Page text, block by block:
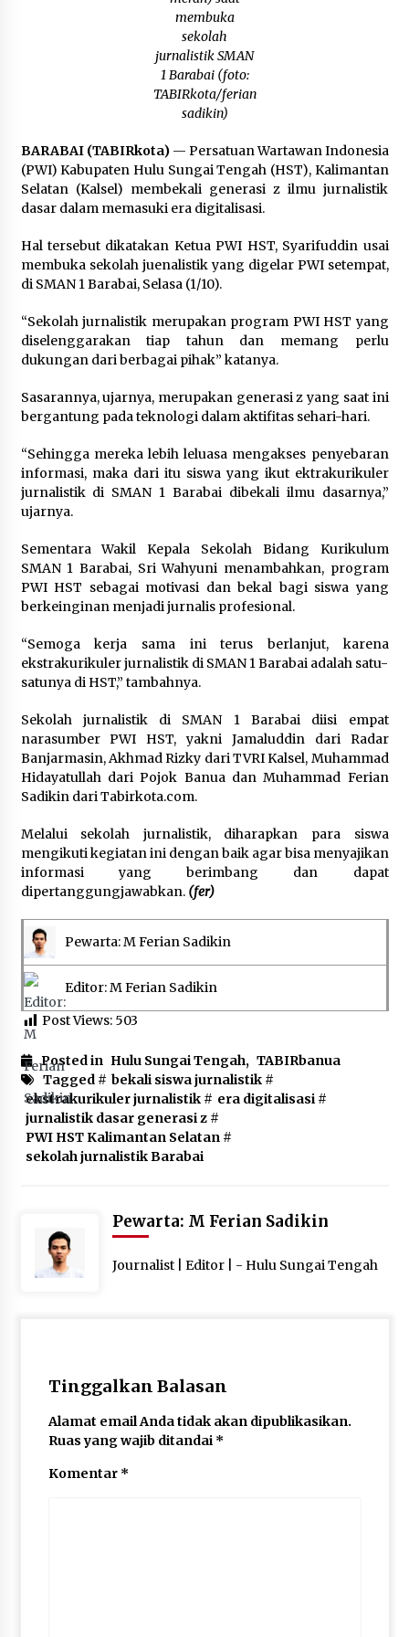
Kejaksaan, Ada Apa?
Agustus 4, 2026
Dana Transfer Pusat Berkurang, Pemkab
Balangan Pastikan Enam Prioritas
Pembangunan Tetap Berjalan
Agustus 4, 2026
membuka
sekolah
jurnalistik SMAN
1 Barabai (foto:
TABIRkota/ferian
sadikin)
BARABAI (TABIRkota)— Persatuan Wartawan Indonesia
(PWI) Kabupaten Hulu Sungai Tengah (HST), Kalimantan
Selatan (Kalsel) membekali generasi z ilmu jurnalistik
dasar dalam memasuki era digitalisasi.
Hal tersebut dikatakan Ketua PWI HST, Syarifuddin usai
membuka sekolah juenalistik yang digelar PWI setempat,
di SMAN 1 Barabai, Selasa (1/10).
“Sekolah jurnalistik merupakan program PWI HST yang
diselenggarakan tiap tahun dan memang perlu
dukungan dari berbagai pihak” katanya.
Sasarannya, ujarnya, merupakan generasi z yang saat ini
bergantung pada teknologi dalam aktifitas sehari-hari.
“Sehingga mereka lebih leluasa mengakses penyebaran
informasi, maka dari itu siswa yang ikut ektrakurikuler
jurnalistik di SMAN 1 Barabai dibekali ilmu dasarnya,”
ujarnya.
Sementara Wakil Kepala Sekolah Bidang Kurikulum
SMAN 1 Barabai, Sri Wahyuni menambahkan, program
PWI HST sebagai motivasi dan bekal bagi siswa yang
berkeinginan menjadi jurnalis profesional.
“Semoga kerja sama ini terus berlanjut, karena
ekstrakurikuler jurnalistik di SMAN 1 Barabai adalah satu-
satunya di HST,” tambahnya.
Sekolah jurnalistik di SMAN 1 Barabai diisi empat
narasumber PWI HST, yakni Jamaluddin dari Radar
Banjarmasin, Akhmad Rizky dari TVRI Kalsel, Muhammad
Hidayatullah dari Pojok Banua dan Muhammad Ferian
Sadikin dari Tabirkota.com.
Melalui sekolah jurnalistik, diharapkan para siswa
mengikuti kegiatan ini dengan baik agar bisa menyajikan
informasi yang berimbang dan dapat
dipertanggungjawabkan. (fer)
Pewarta: M Ferian Sadikin
Editor: M Ferian Sadikin
Post Views: 503
Posted in Hulu Sungai Tengah, TABIRbanua
Tagged # bekali siswa jurnalistik#
ekstrakurikuler jurnalistik# era digitalisasi#
jurnalistik dasar generasi z#
PWI HST Kalimantan Selatan #
sekolah jurnalistik Barabai
Pewarta: M Ferian Sadikin
Journalist | Editor | - Hulu Sungai Tengah
Tinggalkan Balasan
Alamat email Anda tidak akan dipublikasikan.
Ruas yang wajib ditandai *
Komentar *